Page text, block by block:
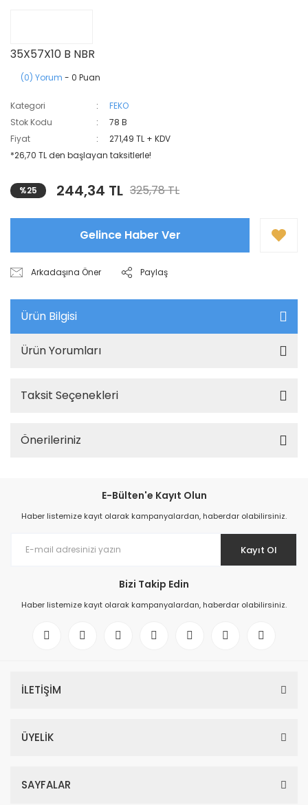
35X57X10 B NBR
(0) Yorum - 0 Puan
Kategori
FEKO
Stok Kodu
78 B
Fiyat
271,49 TL + KDV
*26,70 TL den başlayan taksitlerle!
%25 244,34 TL 325,78 TL
Gelince Haber Ver
Arkadaşına Öner Paylaş
Ürün Bilgisi
Ürün Yorumları
Taksit Seçenekleri
Önerileriniz
E-Bülten'e Kayıt Olun
Haber listemize kayıt olarak kampanyalardan, haberdar olabilirsiniz.
Kayıt Ol
Bizi Takip Edin
Haber listemize kayıt olarak kampanyalardan, haberdar olabilirsiniz.
İLETİŞİM
ÜYELİK
SAYFALAR